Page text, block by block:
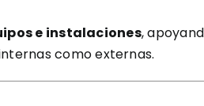
e instalaciones,
como externas.